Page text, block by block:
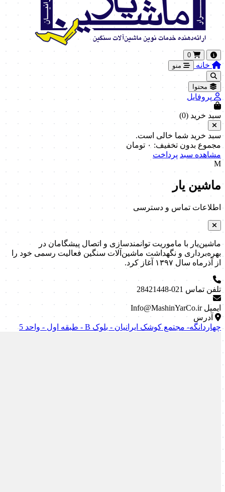
0
خانه منو
محتوا
پروفایل
سبد خرید (0
)
سبد خرید شما خالی است.
مجموع بدون تخفیف: ۰ تومان
مشاهده سبد پرداخت
M
ماشین یار
اطلاعات تماس و دسترسی
ماشین‌یار با ماموریت توانمندسازی و اتصال پیشگامان در
بهره‌برداری و نگهداشت ماشین‌آلات سنگین فعالیت رسمی خود را
از آذرماه سال ۱۳۹۷ آغاز کرد.
تلفن تماس 021-28421448
ایمیل Info@MashinYarCo.ir
آدرس
چهاردانگه- مجتمع کوشک ایرانیان - بلوک B - طبقه اول - واحد 5